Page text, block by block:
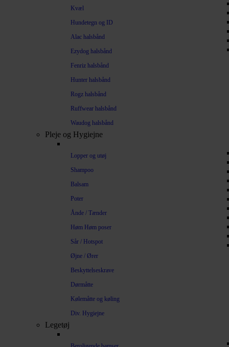
Kvæl
Hundetegn og ID
Alac halsbånd
Ezydog halsbånd
Fenriz halsbånd
Hunter halsbånd
Rogz halsbånd
Ruffwear halsbånd
Waudog halsbånd
Pleje og Hygiejne
Lopper og utøj
Shampoo
Balsam
Poter
Ånde / Tænder
Høm Høm poser
Sår / Hotspot
Øjne / Ører
Beskyttelseskrave
Dørmåtte
Kølemåtte og køling
Div. Hygiejne
Legetøj